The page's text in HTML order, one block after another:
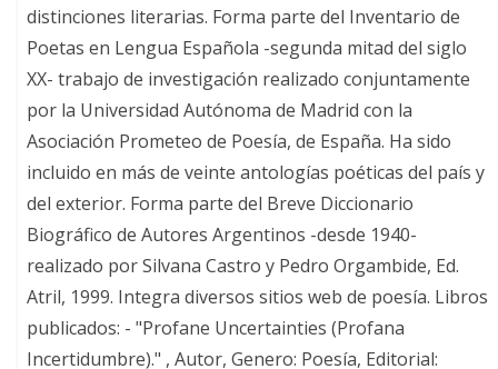
distinciones literarias. Forma parte del Inventario de
Poetas en Lengua Española -segunda mitad del siglo
XX- trabajo de investigación realizado conjuntamente
por la Universidad Autónoma de Madrid con la
Asociación Prometeo de Poesía, de España. Ha sido
incluido en más de veinte antologías poéticas del país y
del exterior. Forma parte del Breve Diccionario
Biográfico de Autores Argentinos -desde 1940-
realizado por Silvana Castro y Pedro Orgambide, Ed.
Atril, 1999. Integra diversos sitios web de poesía. Libros
publicados: - "Profane Uncertainties (Profana
Incertidumbre)." , Autor, Genero: Poesía, Editorial: